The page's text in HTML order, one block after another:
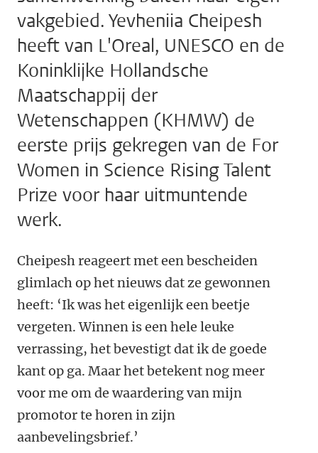
vakgebied. Yevheniia Cheipesh
heeft van L'Oreal, UNESCO en de
Koninklijke Hollandsche
Maatschappij der
Wetenschappen (KHMW) de
eerste prijs gekregen van de For
Women in Science Rising Talent
Prize voor haar uitmuntende
werk.
Cheipesh reageert met een bescheiden
glimlach op het nieuws dat ze gewonnen
heeft: ‘Ik was het eigenlijk een beetje
vergeten. Winnen is een hele leuke
verrassing, het bevestigt dat ik de goede
kant op ga. Maar het betekent nog meer
voor me om de waardering van mijn
promotor te horen in zijn
aanbevelingsbrief.’